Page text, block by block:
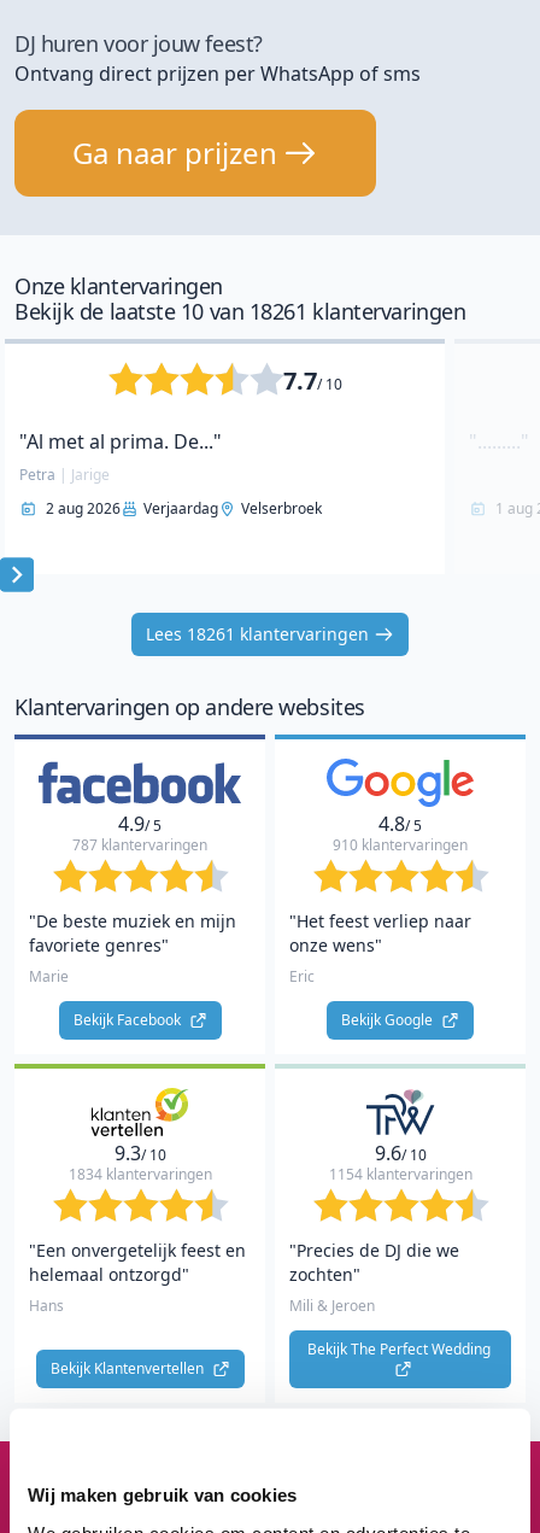
Wij maken gebruik van cookies
DJ huren voor jouw feest?
Ontvang direct prijzen per WhatsApp of sms
Ga naar prijzen
Onze klantervaringen
Bekijk de laatste 10 van 18261 klantervaringen
7.7/ 10
"Al met al prima. De..."
Petra | Jarige
2 aug 2026
Verjaardag Velserbroek
"........."
1 aug
Item
Lees 18261 klantervaringen
Klantervaringen op andere websites
4.9/ 5
787 klantervaringen
"De beste muziek en mijn
favoriete genres"
Marie
Bekijk Facebook
4.8/ 5
910 klantervaringen
"Het feest verliep naar
onze wens"
Eric
Bekijk Google
9.3/ 10
1834 klantervaringen
"Een onvergetelijk feest en
helemaal ontzorgd"
Hans
Bekijk Klantenvertellen
9.6/ 10
1154 klantervaringen
"Precies de DJ die we
zochten"
Mili & Jeroen
Bekijk The Perfect Wedding